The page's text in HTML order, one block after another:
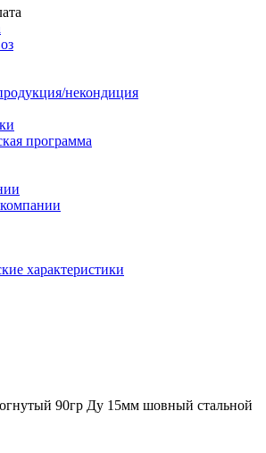
некондиция
программа
характеристики
90гр Ду 15мм шовный стальной